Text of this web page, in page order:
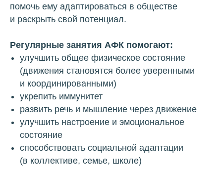
помочь ему адаптироваться в обществе
и раскрыть свой потенциал.
Регулярные занятия АФК помогают:
улучшить общее физическое состояние
(движения становятся более уверенными
и координированными)
укрепить иммунитет
развить речь и мышление через движение
улучшить настроение и эмоциональное
состояние
способствовать социальной адаптации
(в коллективе, семье, школе)